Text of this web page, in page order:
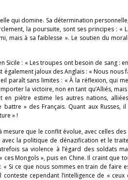
qui domine. Sa détermination
la poursuite, sont ses principes : «
mais à sa faiblesse ». Le soutien du
Sicile : « Les troupes ont besoin de sang :
également jaloux des Anglais : « Nous
paraît sans limites : « À la réflexion, qui
la victoire, non en tant qu’Alliés,
piètre estime les autres nations,
» des Français. Quant aux
» !
que le conflit évolue, avec celles
la politique de dénazification et le
sa violence à l’égard des soldats
Mongols », puis en Chine. Il craint que
Si ce que nous sommes en train de faire
cependant l’intelligence de «